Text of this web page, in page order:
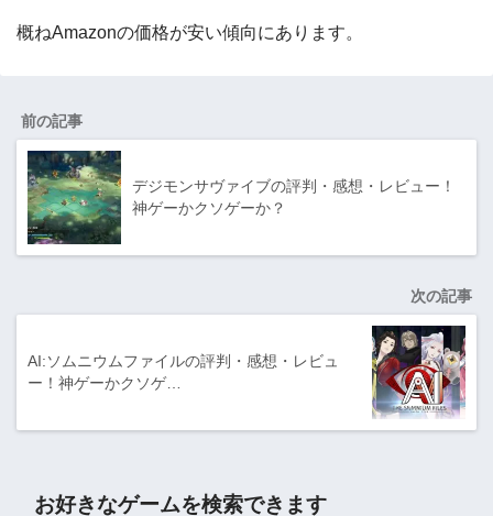
概ねAmazonの価格が安い傾向にあります。
前の記事
デジモンサヴァイブの評判・感想・レビュー！
神ゲーかクソゲーか？
次の記事
AI:ソムニウムファイルの評判・感想・レビュ
ー！神ゲーかクソゲ…
お好きなゲームを検索できます